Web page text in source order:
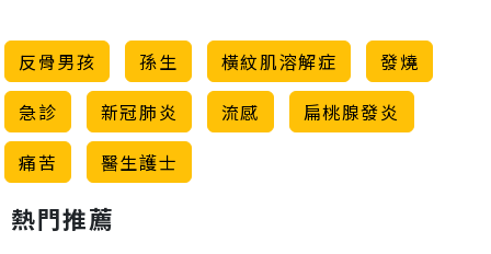
反骨男孩 孫生 橫紋肌溶解症
發燒
急診
新冠肺炎 流感
扁桃腺發炎
痛苦
醫生護士
熱門推薦